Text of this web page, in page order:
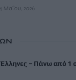
Μαΐου, 2026
– Πάνω από 1